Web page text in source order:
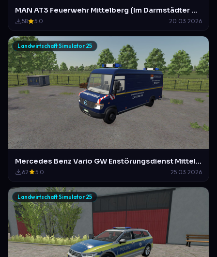
MAN AT3 Feuerwehr Mittelberg (Im Darmstädter Design)
58 5.0 20.03.2026
Landwirtschaft Simulator 25
Mercedes Benz Vario GW Enstörungsdienst Mittelberg-Waldstetten
62 5.0 25.03.2026
Landwirtschaft Simulator 25